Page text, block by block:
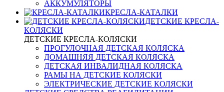
АККУМУЛЯТОРЫ
КРЕСЛА-КАТАЛКИ
ДЕТСКИЕ КРЕСЛА-
КОЛЯСКИ
ДЕТСКИЕ КРЕСЛА-КОЛЯСКИ
ПРОГУЛОЧНАЯ ДЕТСКАЯ КОЛЯСКА
ДОМАШНЯЯ ДЕТСКАЯ КОЛЯСКА
ДЕТСКАЯ ИНВАЛИДНАЯ КОЛЯСКА
РАМЫ НА ДЕТСКИЕ КОЛЯСКИ
ЭЛЕКТРИЧЕСКИЕ ДЕТСКИЕ КОЛЯСКИ